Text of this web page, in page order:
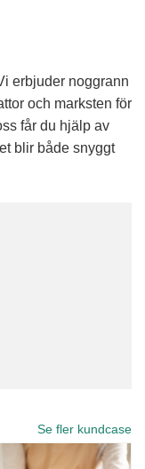
erbjuder noggrann
och marksten för
får du hjälp av
blir både snyggt
Se fler kundcase